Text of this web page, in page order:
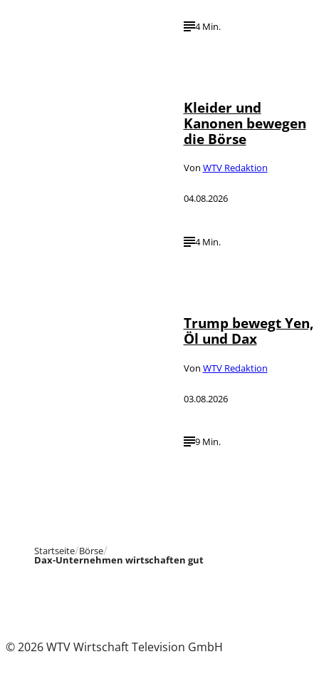
4 Min.
Kleider und
Kanonen bewegen
die Börse
Von WTV Redaktion
04.08.2026
4 Min.
Trump bewegt Yen,
Öl und Dax
Von WTV Redaktion
03.08.2026
9 Min.
Startseite Börse
Dax-Unternehmen wirtschaften gut
© 2026 WTV Wirtschaft Television GmbH